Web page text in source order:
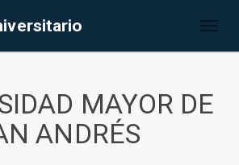
MAYOR DE
ANDRÉS